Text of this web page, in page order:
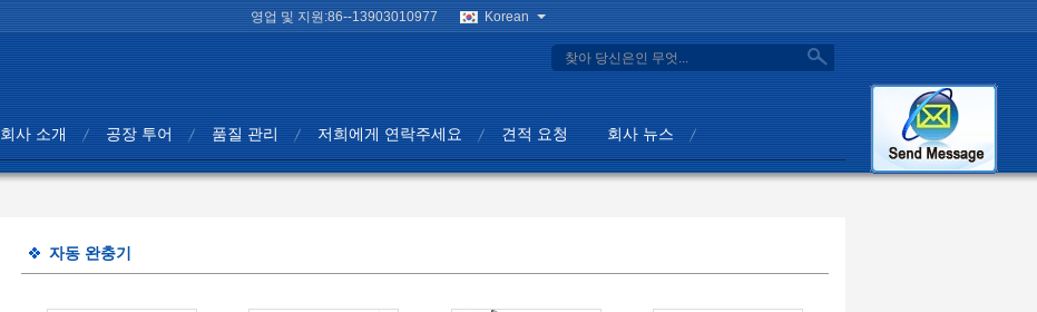
영업 및 지원:86--13903010977 Korean
search
회사 소개 공장 투어 품질 관리 저희에게 연락주세요 견적 요청 회사 뉴스
자동 완충기